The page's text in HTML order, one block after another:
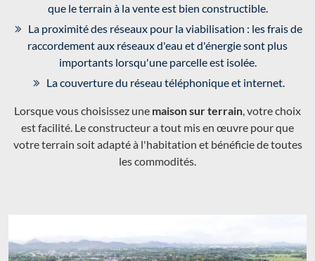
que le terrain à la vente est bien constructible.
La proximité des réseaux pour la viabilisation : les frais de
raccordement aux réseaux d'eau et d'énergie sont plus
importants lorsqu'une parcelle est isolée.
La couverture du réseau téléphonique et internet.
Lorsque vous choisissez une maison sur terrain , votre choix
est facilité. Le constructeur a tout mis en œuvre pour que
votre terrain soit adapté à l'habitation et bénéficie de toutes
les commodités.